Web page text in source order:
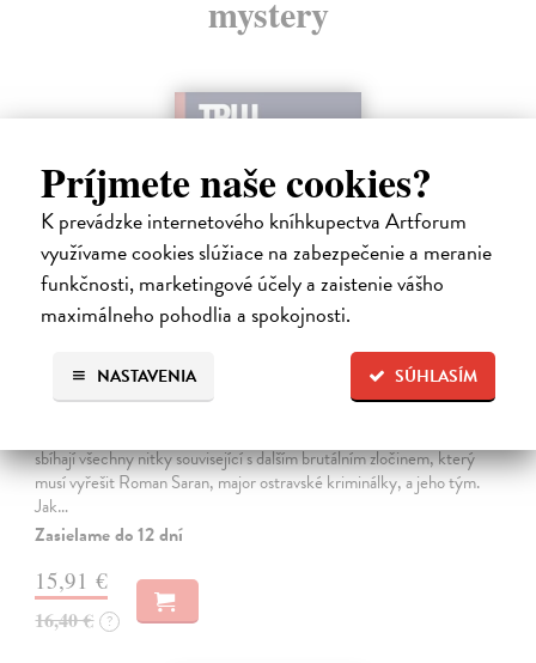
Príjmete naše cookies?
K prevádzke internetového kníhkupectva Artforum
využívame cookies slúžiace na zabezpečenie a meranie
funkčnosti, marketingové účely a zaistenie vášho
maximálneho pohodlia a spokojnosti.
SÚHLASÍM
NASTAVENIA
mystery
Tramwaj na Sachsenberg
Sagitarius Petr| Kniha
sbíhají všechny nitky související s dalším brutálním zločinem, který
musí vyřešit Roman Saran, major ostravské kriminálky, a jeho tým.
Jak…
Zasielame do 12 dní
15,91 €
16,40 € ?